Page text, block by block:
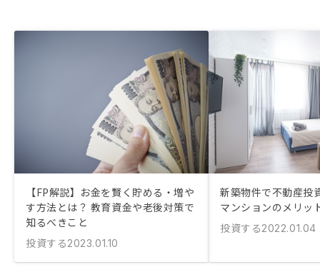
【FP解説】お金を賢く貯める・増や
す方法とは？ 教育資金や老後対策で
知るべきこと
投資する2023.01.10
新築物件で不動産投
マンションのメリッ
投資する2022.01.04